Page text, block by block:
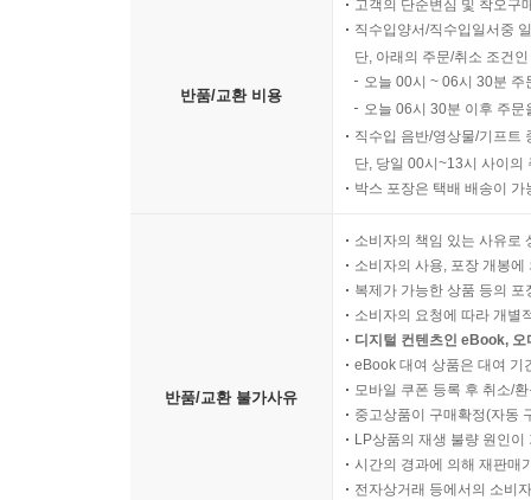
반품/교환 비용
고객의 단순변심 및 착오구
직수입양서/직수입일서중
단, 아래의 주문/취소 조건
오늘 00시 ~ 06시 30분
오늘 06시 30분 이후 주
직수입 음반/영상물/기프트
단, 당일 00시~13시 사이의
박스 포장은 택배 배송이
반품/교환 불가사유
소비자의 책임 있는 사유로
소비자의 사용, 포장 개봉
복제가 가능한 상품 등의
소비자의 요청에 따라 개별
디지털 컨텐츠인 eBook,
eBook 대여 상품은 대여 기
모바일 쿠폰 등록 후 취소/
중고상품이 구매확정(자동
LP상품의 재생 불량 원인
시간의 경과에 의해 재판매
전자상거래 등에서의 소비